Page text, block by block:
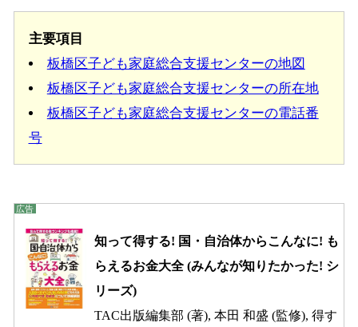
主要項目
板橋区子ども家庭総合支援センターの地図
板橋区子ども家庭総合支援センターの所在地
板橋区子ども家庭総合支援センターの電話番
号
知って得する! 国・自治体からこんなに! も
らえるお金大全 (みんなが知りたかった! シ
リーズ)
TAC出版編集部 (著), 本田 和盛 (監修), 得す